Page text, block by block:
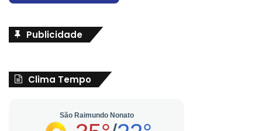
Publicidade
Clima Tempo